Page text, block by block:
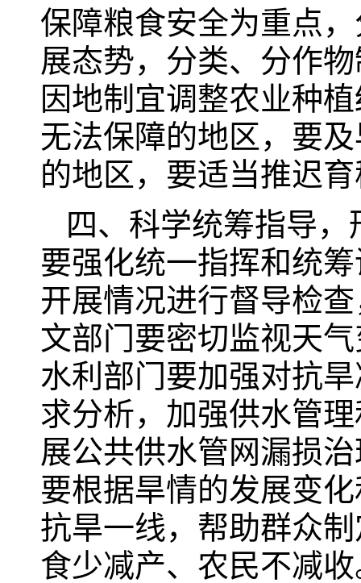
保障粮食安全为重点
展态势，分类、分作
因地制宜调整农业种
无法保障的地区，要
的地区，要适当推迟
四、科学统筹指导
要强化统一指挥和统
开展情况进行督导检
文部门要密切监视天
水利部门要加强对抗
求分析，加强供水管
展公共供水管网漏损
要根据旱情的发展变
抗旱一线，帮助群众
食少减产、农民不减